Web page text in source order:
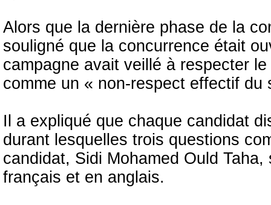
Alors que la dernière phase de la
souligné que la concurrence était
campagne avait veillé à respecter
comme un « non-respect effectif du
Il a expliqué que chaque candidat
durant lesquelles trois questions
candidat, Sidi Mohamed Ould
français et en anglais.